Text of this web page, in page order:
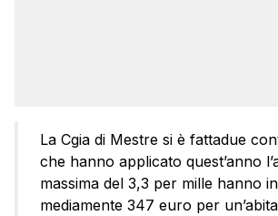
La Cgia di Mestre si è fattadue
che hanno applicato quest’anno
massima del 3,3 per mille hanno
mediamente 347 euro per